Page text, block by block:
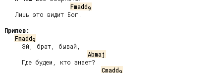
Fmadd9
Припев:
Fmadd9
Abmaj
Cmadd